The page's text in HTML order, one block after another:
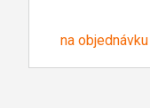
na objednávku